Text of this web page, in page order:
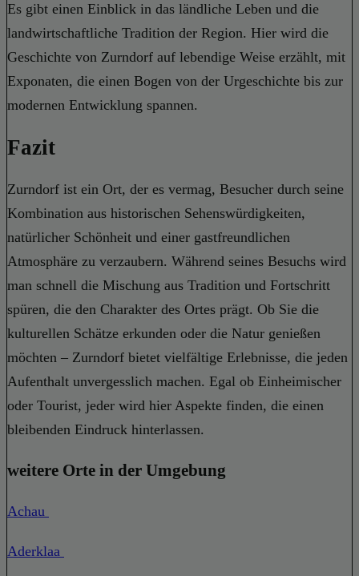
Es gibt einen Einblick in das ländliche Leben und die
landwirtschaftliche Tradition der Region. Hier wird die
Geschichte von Zurndorf auf lebendige Weise erzählt, mit
Exponaten, die einen Bogen von der Urgeschichte bis zur
modernen Entwicklung spannen.
Fazit
Zurndorf ist ein Ort, der es vermag, Besucher durch seine
Kombination aus historischen Sehenswürdigkeiten,
natürlicher Schönheit und einer gastfreundlichen
Atmosphäre zu verzaubern. Während seines Besuchs wird
man schnell die Mischung aus Tradition und Fortschritt
spüren, die den Charakter des Ortes prägt. Ob Sie die
kulturellen Schätze erkunden oder die Natur genießen
möchten – Zurndorf bietet vielfältige Erlebnisse, die jeden
Aufenthalt unvergesslich machen. Egal ob Einheimischer
oder Tourist, jeder wird hier Aspekte finden, die einen
bleibenden Eindruck hinterlassen.
weitere Orte in der Umgebung
Achau
Aderklaa